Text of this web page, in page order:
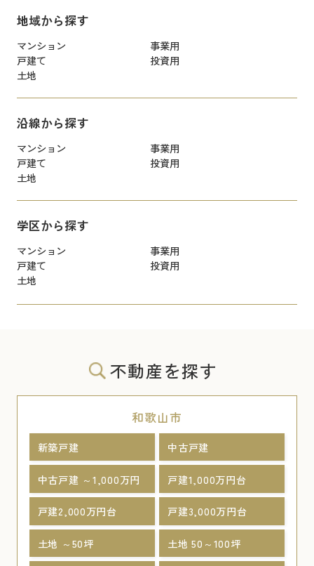
地域から探す
マンション
事業用
戸建て
投資用
土地
沿線から探す
マンション
事業用
戸建て
投資用
土地
学区から探す
マンション
事業用
戸建て
投資用
土地
不動産を探す
和歌山市
新築戸建 中古戸建
中古戸建 ～1,000万円 戸建1,000万円台
戸建2,000万円台 戸建3,000万円台
土地 ～50坪 土地 50～100坪